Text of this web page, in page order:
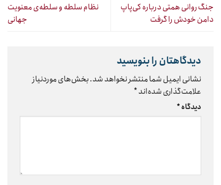
جنگ روانی همتی درباره کی‌پاپ
دامن خودش را گرفت
نظام سلطه و سلطه‌ی معنویت
جهانی
دیدگاهتان را بنویسید
نشانی ایمیل شما منتشر نخواهد شد.بخش‌های موردنیاز
علامت‌گذاری شده‌اند*
دیدگاه*